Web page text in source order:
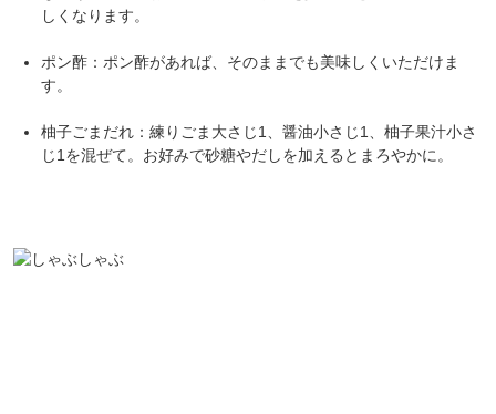
しくなります。
ポン酢：ポン酢があれば、そのままでも美味しくいただけま
す。
柚子ごまだれ：練りごま大さじ1、醤油小さじ1、柚子果汁小さ
じ1を混ぜて。お好みで砂糖やだしを加えるとまろやかに。